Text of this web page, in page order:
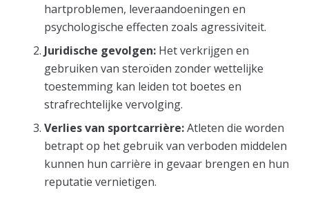
hartproblemen, leveraandoeningen en
psychologische effecten zoals agressiviteit.
Juridische gevolgen: Het verkrijgen en
gebruiken van steroïden zonder wettelijke
toestemming kan leiden tot boetes en
strafrechtelijke vervolging.
Verlies van sportcarrière:Atleten die worden
betrapt op het gebruik van verboden middelen
kunnen hun carrière in gevaar brengen en hun
reputatie vernietigen.